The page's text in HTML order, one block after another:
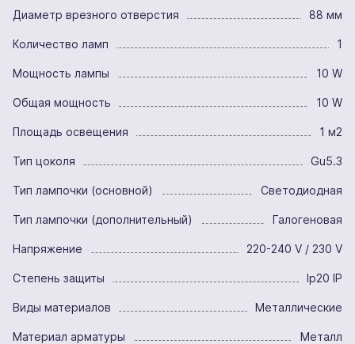
Диаметр врезного отверстия 88 мм
Количество ламп 1
Мощность лампы 10 W
Общая мощность 10 W
Площадь освещения 1 м2
Тип цоколя Gu5.3
Тип лампочки (основной) Светодиодная
Тип лампочки (дополнительный) Галогеновая
Напряжение 220-240 V / 230 V
Степень защиты Ip20 IP
Виды материалов Металлические
Материал арматуры Металл